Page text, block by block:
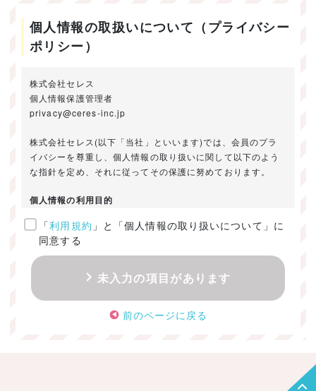
個人情報の取扱いについて（プライバシー
ポリシー）
株式会社セレス
個人情報保護管理者
privacy@ceres-inc.jp
株式会社セレス(以下「当社」といいます)では、会員のプラ
イバシーを尊重し、個人情報の取り扱いに関して以下のよう
な指針を定め、それに従ってその保護に努めております。
個人情報の利用目的
ご提供いただきました個人情報は、以下のためにのみ利用い
たします。
・お問い合わせに対する回答及び資料送付のご連絡
・当社のお客様向けサービスの提供
・本人確認
・サービスの開発・改善のための分析
「利用規約 」と「個人情報の取り扱いについて」に
同意する
未入力の項目があります
前のページに戻る